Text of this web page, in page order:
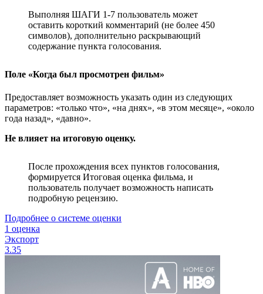
Выполняя ШАГИ 1-7 пользователь может
оставить короткий комментарий (не более 450
символов), дополнительно раскрывающий
содержание пункта голосования.
Поле «Когда был просмотрен фильм»
Предоставляет возможность указать один из следующих
параметров: «только что», «на днях», «в этом месяце», «около
года назад», «давно».
Не влияет на итоговую оценку.
После прохождения всех пунктов голосования,
формируется Итоговая оценка фильма, и
пользователь получает возможность написать
подробную рецензию.
Подробнее о системе оценки
1 оценка
Экспорт
3.35